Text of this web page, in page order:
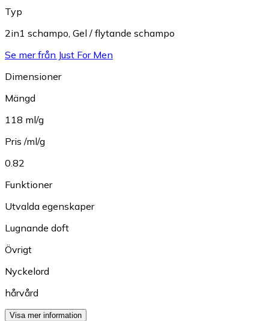
Typ
2in1 schampo, Gel / flytande schampo
Se mer från Just For Men
Dimensioner
Mängd
118 ml/g
Pris /ml/g
0.82
Funktioner
Utvalda egenskaper
Lugnande doft
Övrigt
Nyckelord
hårvård
Visa mer information